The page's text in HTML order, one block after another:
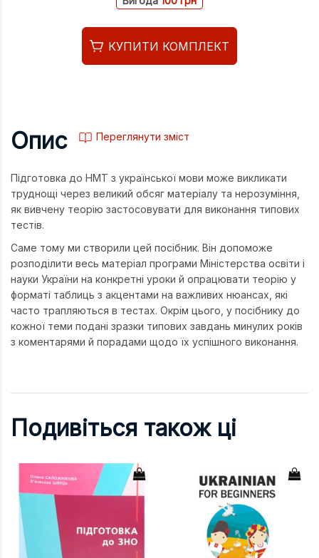
КУПИТИ КОМПЛЕКТ
Опис Переглянути зміст
Підготовка до НМТ з української мови може викликати
труднощі через великий обсяг матеріалу та нерозуміння,
як вивчену теорію застосовувати для виконання типових
тестів.
Саме тому ми створили цей посібник. Він допоможе
розподілити весь матеріал програми Міністерства освіти і
науки України на конкретні уроки й опрацювати теорію у
форматі таблиць з акцентами на важливих нюансах, які
часто трапляються в тестах. Окрім цього, у посібнику до
кожної теми подані зразки типових завдань минулих років
з коментарями й порадами щодо їх успішного виконання.
Подивіться також ці